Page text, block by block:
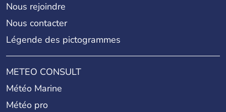
Nous rejoindre
Nous contacter
Légende des pictogrammes
METEO CONSULT
Météo Marine
Météo pro